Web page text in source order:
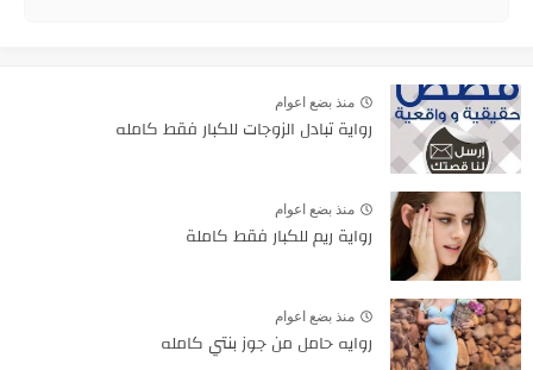
منذ بضع اعوام
رواية تبادل الزوجات للكبار فقط كامله
منذ بضع اعوام
رواية ريم للكبار فقط كاملة
منذ بضع اعوام
روايه حامل من جوز بنتي كامله